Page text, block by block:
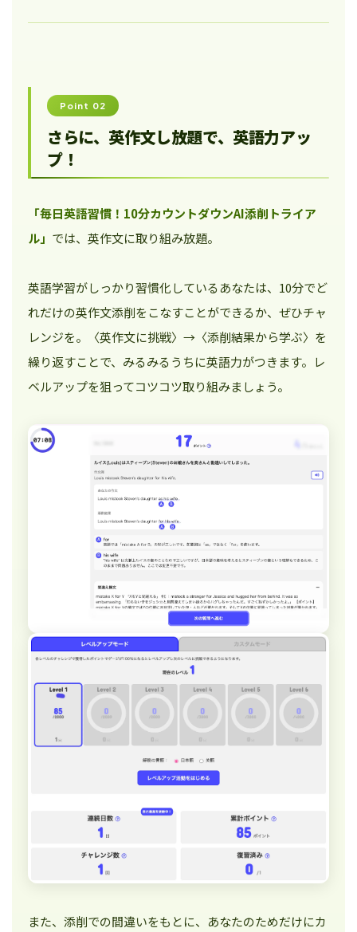
Point 02
さらに、英作文し放題で、英語力アッ
プ！
「毎日英語習慣！10分カウントダウンAI添削トライア
ル」 では、英作文に取り組み放題。
英語学習がしっかり習慣化しているあなたは、10分でど
れだけの英作文添削をこなすことができるか、ぜひチャ
レンジを。〈英作文に挑戦〉→〈添削結果から学ぶ〉を
繰り返すことで、みるみるうちに英語力がつきます。レ
ベルアップを狙ってコツコツ取り組みましょう。
また、添削での間違いをもとに、あなたのためだけにカ